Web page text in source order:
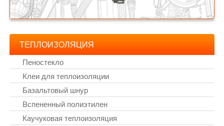
ТЕПЛОИЗОЛЯЦИЯ
Пеностекло
Клеи для теплоизоляции
Базальтовый шнур
Вспененный полиэтилен
Каучуковая теплоизоляция